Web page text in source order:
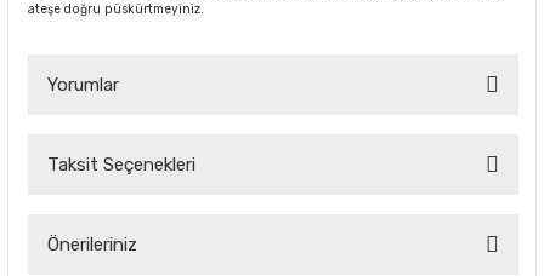
ateşe doğru püskürtmeyiniz.
Yorumlar
Taksit Seçenekleri
Önerileriniz